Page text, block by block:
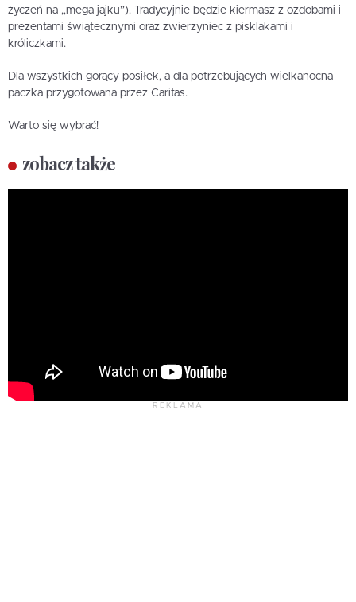
życzeń na „mega jajku”). Tradycyjnie będzie kiermasz z ozdobami i
prezentami świątecznymi oraz zwierzyniec z pisklakami i
króliczkami.
Dla wszystkich gorący posiłek, a dla potrzebujących wielkanocna
paczka przygotowana przez Caritas.
Warto się wybrać!
zobacz także
REKLAMA